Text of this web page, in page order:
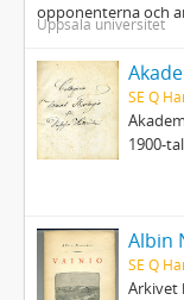
opponenterna och
Uppsala universitet
SE Q
1900-tal
Albin
SE Q
Arkivet